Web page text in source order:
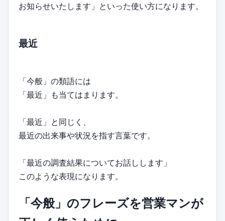
お知らせいたします」といった使い方になります。
最近
「今般」の類語には
「最近」も当てはまります。
「最近」と同じく、
最近の出来事や状況を指す言葉です。
「最近の調査結果についてお話しします」
このような表現になります。
「今般」のフレーズを営業マンが